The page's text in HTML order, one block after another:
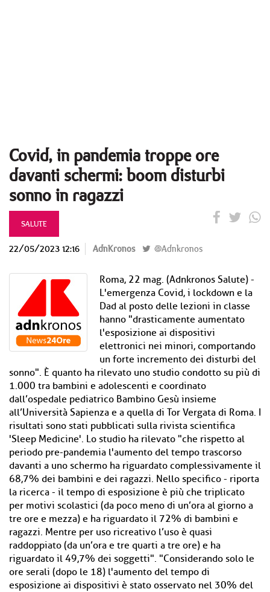
Covid, in pandemia troppe ore
davanti schermi: boom disturbi
sonno in ragazzi
SALUTE
22/05/2023 12:16 AdnKronos @Adnkronos
Roma, 22 mag. (Adnkronos Salute) -
L'emergenza Covid, i lockdown e la
Dad al posto delle lezioni in classe
hanno "drasticamente aumentato
l'esposizione ai dispositivi
elettronici nei minori, comportando
un forte incremento dei disturbi del
sonno". È quanto ha rilevato uno studio condotto su più di
1.000 tra bambini e adolescenti e coordinato
dall’ospedale pediatrico Bambino Gesù insieme
all’Università Sapienza e a quella di Tor Vergata di Roma. I
risultati sono stati pubblicati sulla rivista scientifica
'Sleep Medicine'. Lo studio ha rilevato "che rispetto al
periodo pre-pandemia l'aumento del tempo trascorso
davanti a uno schermo ha riguardato complessivamente il
68,7% dei bambini e dei ragazzi. Nello specifico - riporta
la ricerca - il tempo di esposizione è più che triplicato
per motivi scolastici (da poco meno di un’ora al giorno a
tre ore e mezza) e ha riguardato il 72% di bambini e
ragazzi. Mentre per uso ricreativo l’uso è quasi
raddoppiato (da un’ora e tre quarti a tre ore) e ha
riguardato il 49,7% dei soggetti". "Considerando solo le
ore serali (dopo le 18) l'aumento del tempo di
esposizione ai dispositivi è stato osservato nel 30% del